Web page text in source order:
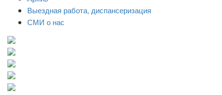
Выездная работа, диспансеризация
СМИ о нас